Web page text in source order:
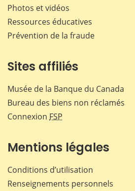
Photos et vidéos
Ressources éducatives
Prévention de la fraude
Sites affiliés
Musée de la Banque du Canada
Bureau des biens non réclamés
Connexion FSP
Mentions légales
Conditions d’utilisation
Renseignements personnels